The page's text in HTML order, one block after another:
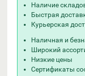
Наличие
Быстрая
Курьерская
Наличная и
Широкий
Низкие цены
Сертификаты